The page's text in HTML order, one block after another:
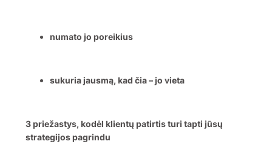
numato jo poreikius
sukuria jausmą, kad čia – jo vieta
3 priežastys, kodėl klientų patirtis turi tapti jūsų
strategijos pagrindu